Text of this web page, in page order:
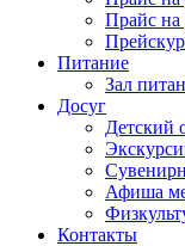
Прайс на
Питание
Зал
Досуг
Детский
Афиша
Контакты